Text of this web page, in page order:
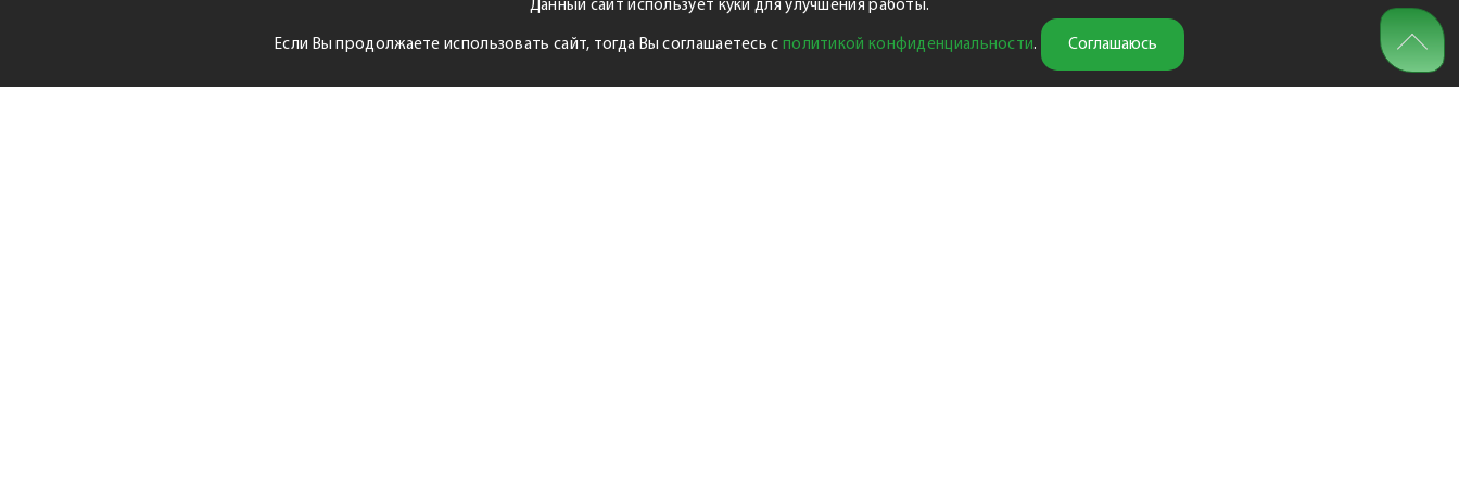
Данный сайт использует куки для улучшения работы.
Если Вы продолжаете использовать сайт, тогда Вы соглашаетесь с политикой конфиденциальности. Соглашаюсь